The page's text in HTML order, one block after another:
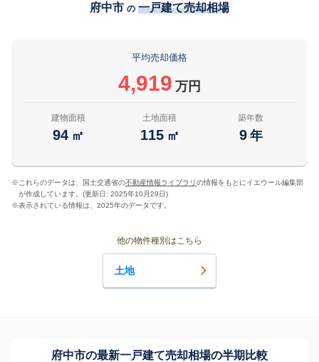
府中市 の 一戸建て売却相場
平均売却価格
4,919 万円
建物面積
94 ㎡
土地面積
115 ㎡
築年数
9 年
※ これらのデータは、国土交通省の不動産情報ライブラリの情報をもとにイエウール編集部
が作成しています。(更新日: 2025年10月29日)
※表示されている情報は、2025年のデータです。
他の物件種別はこちら
土地
府中市の最新一戸建て売却相場の半期比較